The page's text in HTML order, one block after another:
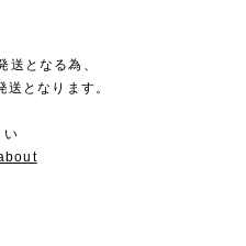
送となる為、
となります。
い